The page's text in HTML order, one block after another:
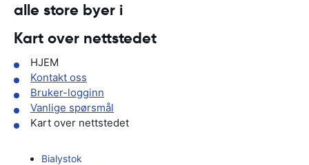
alle store byer i
Kart over nettstedet
HJEM
Kontakt oss
Bruker-logginn
Vanlige spørsmål
Kart over nettstedet
Bialystok